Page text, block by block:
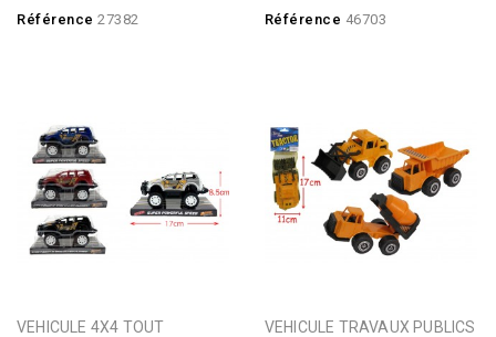
Référence 27382 Référence 46703
VEHICULE 4X4 TOUT
VEHICULE TRAVAUX PUBLICS